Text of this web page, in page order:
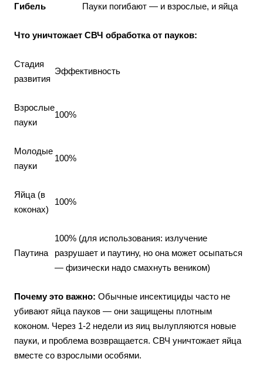
Гибель Пауки погибают — и взрослые, и яйца
Что уничтожает СВЧ обработка от пауков:
Стадия
развития
Эффективность
Взрослые
пауки
100%
Молодые
пауки
100%
Яйца (в
коконах)
100%
Паутина
100% (для использования: излучение
разрушает и паутину, но она может осыпаться
— физически надо смахнуть веником)
Почему это важно: Обычные инсектициды часто не
убивают яйца пауков — они защищены плотным
коконом. Через 1-2 недели из яиц вылупляются новые
пауки, и проблема возвращается. СВЧ уничтожает яйца
вместе со взрослыми особями.